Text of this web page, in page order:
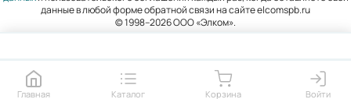
данные в любой форме обратной связи на сайте elcomspb.ru
© 1998–2026 ООО «Элком».
Главная Каталог Корзина Войти